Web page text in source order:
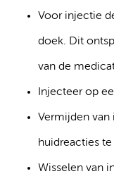
Voor injectie
doek. Dit
van de
Injecteer op
Vermijden
huidreacties
Wisselen van